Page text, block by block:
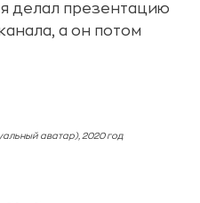
делал презентацию
а он потом
аватар), 2020 год